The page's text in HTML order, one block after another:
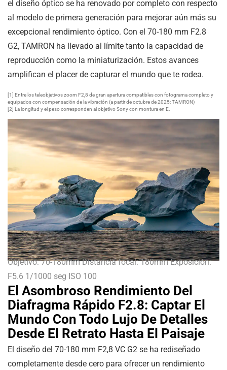
el diseño óptico se ha renovado por completo con respecto
al modelo de primera generación para mejorar aún más su
excepcional rendimiento óptico. Con el 70-180 mm F2.8
G2, TAMRON ha llevado al límite tanto la capacidad de
reproducción como la miniaturización. Estos avances
amplifican el placer de capturar el mundo que te rodea.
[1] Entre los teleobjetivos zoom F2,8 de gran apertura compatibles con fotograma completo y
equipados con compensación de la vibración (a partir de octubre de 2025: TAMRON)
[2] La longitud y el peso corresponden al objetivo Sony con montura en E.
El Asombroso Rendimiento Del
Diafragma Rápido F2.8: Captar El
Mundo Con Todo Lujo De Detalles
Desde El Retrato Hasta El Paisaje
El diseño del 70-180 mm F2,8 VC G2 se ha rediseñado
completamente desde cero para ofrecer un rendimiento
Objetivo: 70-180mm Distancia focal: 180mm Exposición:
F5.6 1/1000 seg ISO 100